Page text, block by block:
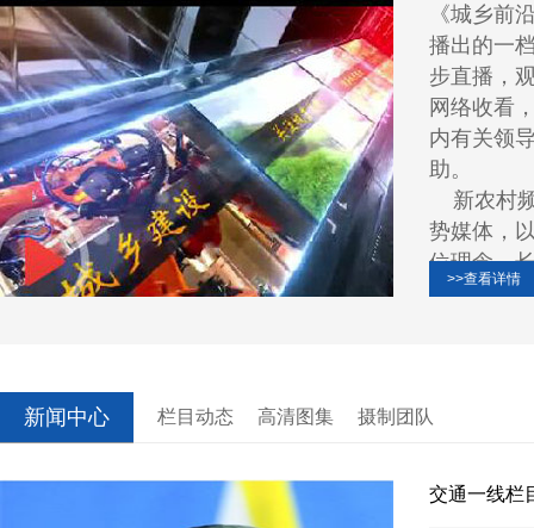
《城乡前
播出的一
步直播，
网络收看
内有关领
助。
新农村
势媒体，
位理念，
响力和良
构建和谐
《城乡
面向大众
>>查看详情
新闻中心 栏目动态 高清图集 摄制团队
交通一线栏